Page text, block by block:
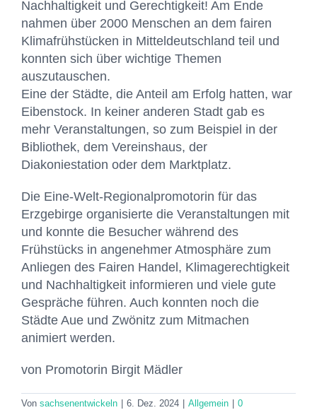
Nachhaltigkeit und Gerechtigkeit! Am Ende
nahmen über 2000 Menschen an dem fairen
Klimafrühstücken in Mitteldeutschland teil und
konnten sich über wichtige Themen
auszutauschen.
Eine der Städte, die Anteil am Erfolg hatten, war
Eibenstock. In keiner anderen Stadt gab es
mehr Veranstaltungen, so zum Beispiel in der
Bibliothek, dem Vereinshaus, der
Diakoniestation oder dem Marktplatz.
Die Eine-Welt-Regionalpromotorin für das
Erzgebirge organisierte die Veranstaltungen mit
und konnte die Besucher während des
Frühstücks in angenehmer Atmosphäre zum
Anliegen des Fairen Handel, Klimagerechtigkeit
und Nachhaltigkeit informieren und viele gute
Gespräche führen. Auch konnten noch die
Städte Aue und Zwönitz zum Mitmachen
animiert werden.
von Promotorin Birgit Mädler
Von sachsenentwickeln 6. Dez. 2024 Allgemein
0